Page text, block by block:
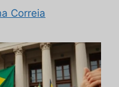
Correia